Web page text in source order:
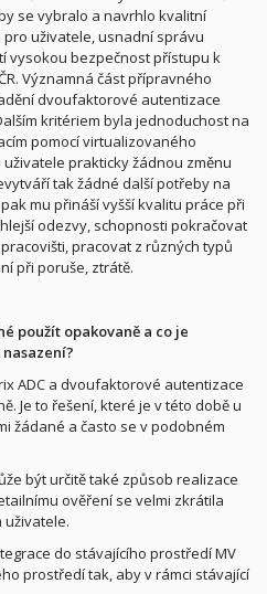
se vybralo a navrhlo kvalitní
uživatele, usnadní správu
vysokou bezpečnost přístupu k
Významná část přípravného
dvoufaktorové autentizace
kritériem byla jednoduchost na
pomocí virtualizovaného
prakticky žádnou změnu
tak žádné další potřeby na
mu přináší vyšší kvalitu práce při
odezvy, schopnosti pokračovat
pracovat z různých typů
při poruše, ztrátě.
použít opakovaně a co je
ADC a dvoufaktorové autentizace
Je to řešení, které je v této době u
žádané a často se v podobném
být určitě také způsob realizace
ověření se velmi zkrátila
do stávajícího prostředí MV
prostředí tak, aby v rámci stávající